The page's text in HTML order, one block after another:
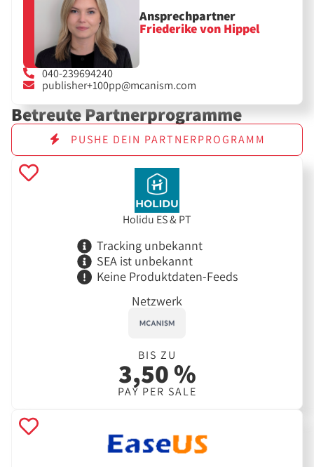
Ansprechpartner
Friederike von Hippel
040-239694240
publisher+100pp@mcanism.com
Betreute Partnerprogramme
PUSHE DEIN PARTNERPROGRAMM
Holidu ES & PT
Tracking unbekannt
SEA ist unbekannt
Keine Produktdaten-Feeds
Netzwerk
BIS ZU
3,50 %
PAY PER SALE